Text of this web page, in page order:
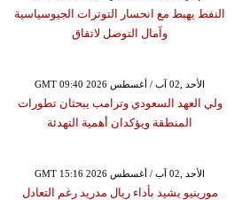
النفط يهبط مع انحسار التوترات الجيوسياسية
وآمال التوصل لاتفاق
GMT 09:40 2026 الأحد ,02 آب / أغسطس
ولي العهد السعودي وترامب يبحثان تطورات
المنطقة ويؤكدان أهمية التهدئة
GMT 15:16 2026 الأحد ,02 آب / أغسطس
مورينيو يشيد بأداء ريال مدريد رغم التعادل